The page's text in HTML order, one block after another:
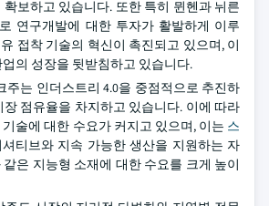
보하고 있습니다. 또한 특히 뮌헨과 뉘른
연구개발에 대한 투자가 활발하게 이루
접착 기술의 혁신이 촉진되고 있으며, 이
의 성장을 뒷받침하고 있습니다.
주는 인더스트리 4.0을 중점적으로 추진하
점유율을 차지하고 있습니다. 이에 따라
술에 대한 수요가 커지고 있으며, 이는 스
셔티브와 지속 가능한 생산을 지원하는 자
은 지능형 소재에 대한 수요를 크게 높이